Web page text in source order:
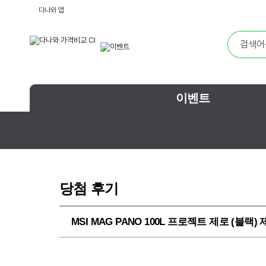
다나와 앱
이벤트
당첨 후기
MSI MAG PANO 100L 프로젝트 제로 (블랙)